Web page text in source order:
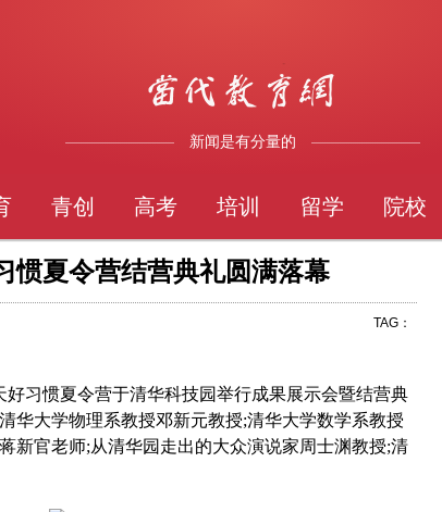
新闻是有分量的
青创 高考 培训 留学 院校
惯夏令营结营典礼圆满落幕
TAG：
好习惯夏令营于清华科技园举行成果展示会暨结营典
华大学物理系教授邓新元教授;清华大学数学系教授
新官老师;从清华园走出的大众演说家周士渊教授;清